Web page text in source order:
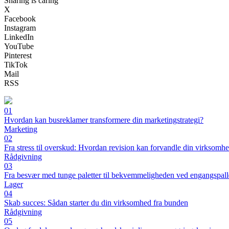
X
Facebook
Instagram
LinkedIn
YouTube
Pinterest
TikTok
Mail
RSS
01
Hvordan kan busreklamer transformere din marketingstrategi?
Marketing
02
Fra stress til overskud: Hvordan revision kan forvandle din
Rådgivning
03
Fra besvær med tunge paletter til bekvemmeligheden ved
Lager
04
Skab succes: Sådan starter du din virksomhed fra bunden
Rådgivning
05